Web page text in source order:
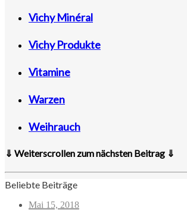
Vichy Minéral
Vichy Produkte
Vitamine
Warzen
Weihrauch
⇓ Weiterscrollen zum nächsten Beitrag ⇓
Beliebte Beiträge
Mai 15, 2018